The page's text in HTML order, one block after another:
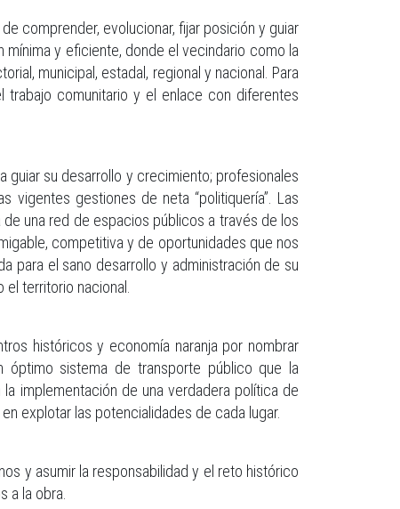
comprender, evolucionar, fijar posición y guiar
y eficiente, donde el vecindario como la
municipal, estadal, regional y nacional. Para
trabajo comunitario y el enlace con diferentes
guiar su desarrollo y crecimiento; profesionales
gestiones de neta “politiquería”. Las
una red de espacios públicos a través de los
competitiva y de oportunidades que nos
para el sano desarrollo y administración de su
territorio nacional.
históricos y economía naranja por nombrar
sistema de transporte público que la
implementación de una verdadera política de
explotar las potencialidades de cada lugar.
y asumir la responsabilidad y el reto histórico
a la obra.